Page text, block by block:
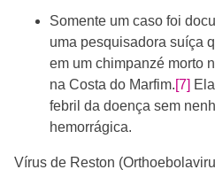
Somente um caso foi
uma pesquisadora suíça
em um chimpanzé morto
na Costa do Marfim.[7]
febril da doença sem
hemorrágica.
Vírus de Reston